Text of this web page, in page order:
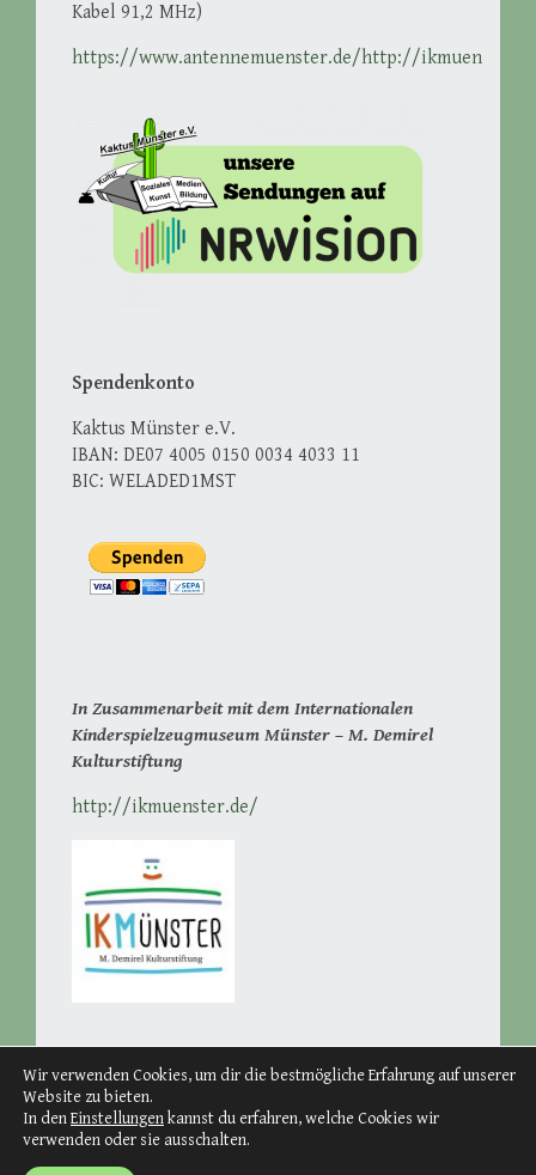
Kabel 91,2 MHz)
https://www.antennemuenster.de/http://
Spendenkonto
Kaktus Münster e.V.
IBAN: DE07 4005 0150 0034 4033 11
BIC: WELADED1MST
In Zusammenarbeit mit dem Internationalen
Kinderspielzeugmuseum Münster – M. Demirel
Kulturstiftung
http://ikmuenster.de/
Wir verwenden Cookies, um dir die bestmögliche Erfahrung auf unserer
Website zu bieten.
In denEinstellungenkannst du erfahren, welche Cookies wir
verwenden oder sie ausschalten.